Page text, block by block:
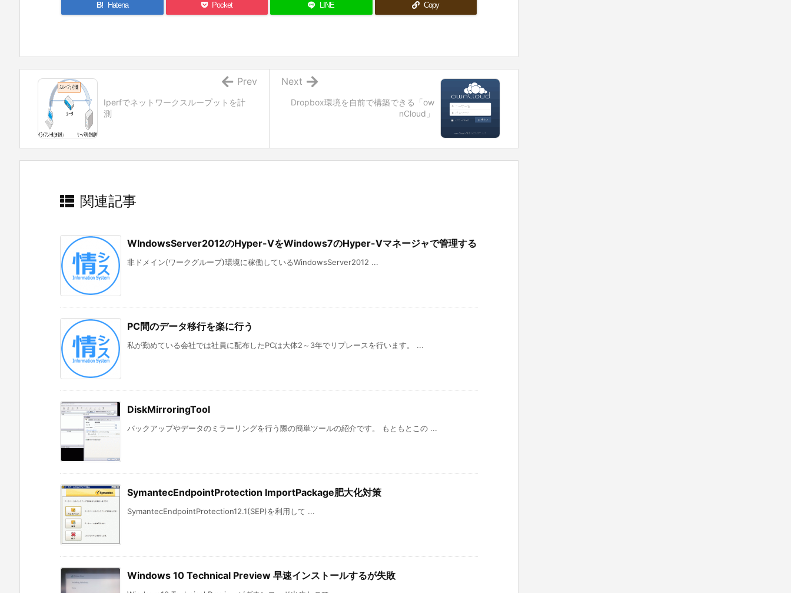
B! Hatena Pocket LINE Copy
Dropbox環境を自前で構築できる「ow
nCloud」
Next
Iperfでネットワークスループットを計
測
Prev
関連記事
WIndowsServer2012のHyper-VをWindows7のHyper-Vマネージャで管理する
非ドメイン(ワークグループ)環境に稼働しているWindowsServer2012 ...
PC間のデータ移行を楽に行う
私が勤めている会社では社員に配布したPCは大体2～3年でリプレースを行います。 ...
DiskMirroringTool
バックアップやデータのミラーリングを行う際の簡単ツールの紹介です。 もともとこの ...
SymantecEndpointProtection ImportPackage肥大化対策
SymantecEndpointProtection12.1(SEP)を利用して ...
Windows 10 Technical Preview 早速インストールするが失敗